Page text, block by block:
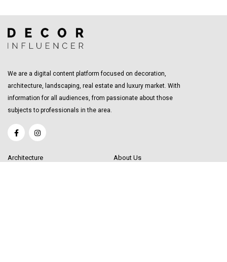
We are a digital content platform focused on decoration,
architecture, landscaping, real estate and luxury market. With
information for all audiences, from passionate about those
subjects to professionals in the area.
Architecture About Us